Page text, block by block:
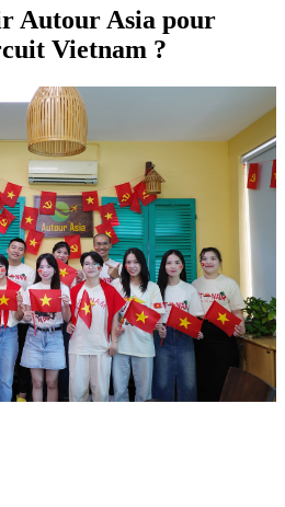
Autour Asia pour
Vietnam ?